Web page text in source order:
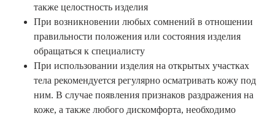
также целостность изделия
При возникновении любых сомнений в отношении
правильности положения или состояния изделия
обращаться к специалисту
При использовании изделия на открытых участках
тела рекомендуется регулярно осматривать кожу под
ним. В случае появления признаков раздражения на
коже, а также любого дискомфорта, необходимо